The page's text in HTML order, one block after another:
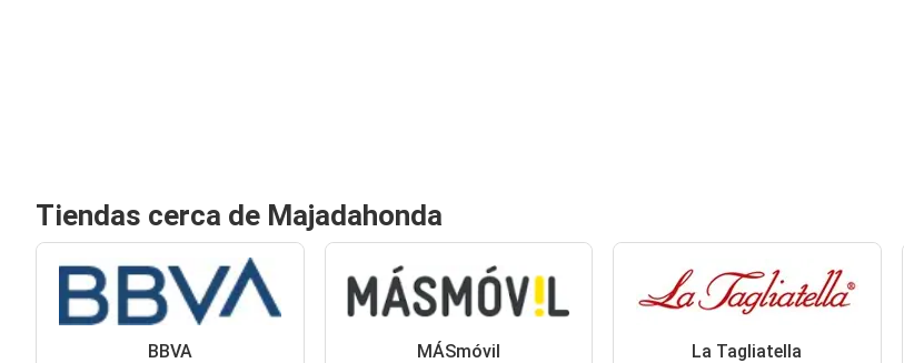
Tiendas cerca de Majadahonda
BBVA MÁSmóvil La Tagliatella